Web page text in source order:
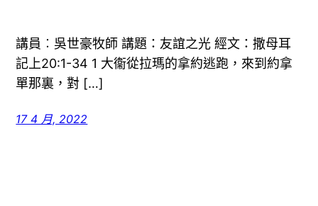
講員︰吳世豪牧師 講題：友誼之光 經文：撒母耳
記上20:1-34 1 大衞從拉瑪的拿約逃跑，來到約拿
單那裏，對 […]
17 4 月, 2022